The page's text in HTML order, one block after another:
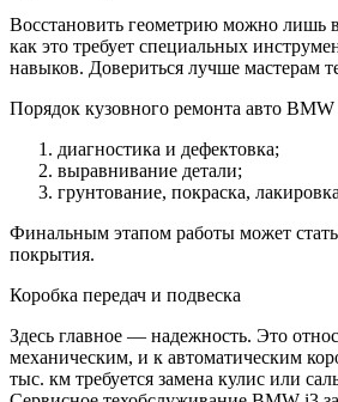
Восстановить геометрию можно лишь
как это требует специальных
навыков. Довериться лучше мастерам
Порядок кузовного ремонта авто BMW
диагностика и дефектовка;
выравнивание детали;
грунтование, покраска,
Финальным этапом работы может
покрытия.
Коробка передач и подвеска
Здесь главное — надежность. Это
механическим, и к автоматическим
тыс. км требуется замена кулис или